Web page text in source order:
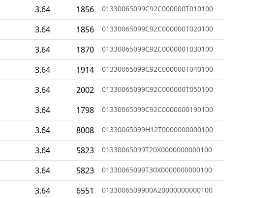
3.64 1856 01330065099C92C000000T010100
3.64 1856 01330065099C92C000000T020100
3.64 1870 01330065099C92C000000T030100
3.64 1914 01330065099C92C000000T040100
3.64 2002 01330065099C92C000000T050100
3.64 1798 01330065099C92C0000000190100
3.64 8008 01330065099H12T0000000000100
3.64 5823 01330065099T20X0000000000100
3.64 5823 01330065099T30X0000000000100
3.64 6551 0133006509900A20000000000100